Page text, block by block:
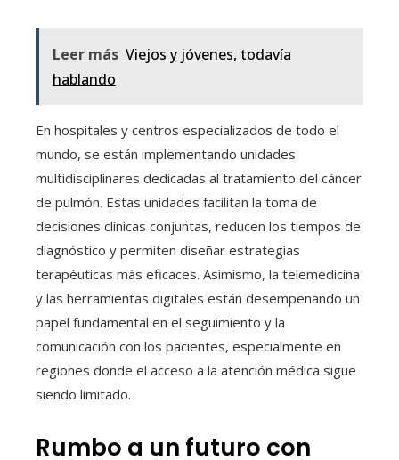
Leer más Viejos y jóvenes, todavía
hablando
En hospitales y centros especializados de todo el
mundo, se están implementando unidades
multidisciplinares dedicadas al tratamiento del cáncer
de pulmón. Estas unidades facilitan la toma de
decisiones clínicas conjuntas, reducen los tiempos de
diagnóstico y permiten diseñar estrategias
terapéuticas más eficaces. Asimismo, la telemedicina
y las herramientas digitales están desempeñando un
papel fundamental en el seguimiento y la
comunicación con los pacientes, especialmente en
regiones donde el acceso a la atención médica sigue
siendo limitado.
Rumbo a un futuro con